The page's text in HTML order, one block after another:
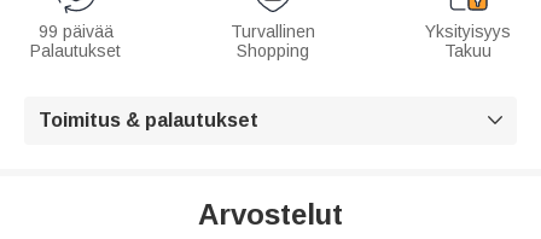
99 päivää
Palautukset
Turvallinen
Shopping
Yksityisyys
Takuu
Toimitus & palautukset 
Arvostelut